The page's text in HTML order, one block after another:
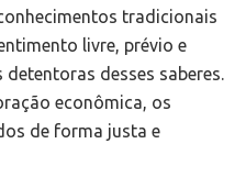
tradicionais
livre, prévio e
desses saberes.
econômica, os
de forma justa e